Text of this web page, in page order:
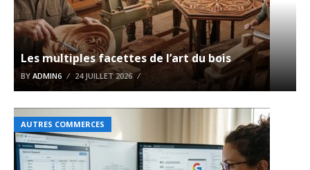
Les multiples facettes de l’art du bois
BY ADMIN6 24 JUILLET 2026
AUTRES COMMERCES